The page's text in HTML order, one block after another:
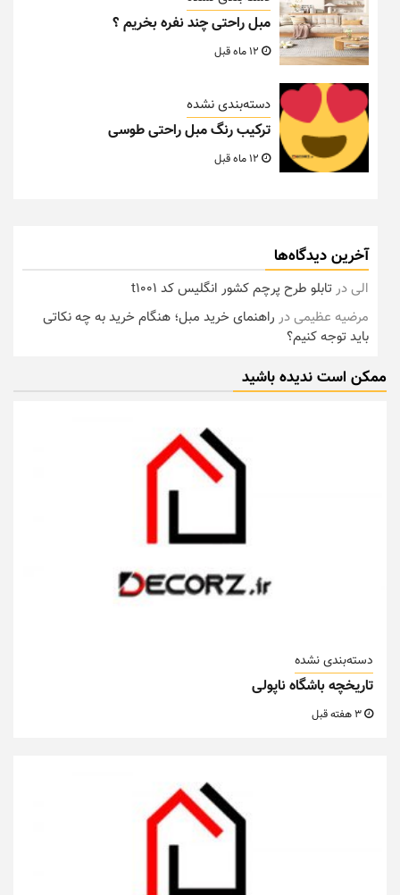
مبل راحتی چند نفره بخریم ؟
دسته‌بندی نشده
ترکیب رنگ مبل راحتی طوسی
آخرین دیدگاه‌ها
الیدرتابلو طرح پرچم کشور انگلیس کد t1001
مرضیه عظیمیدر راهنمای خرید مبل؛ هنگام خرید به چه نکاتی
باید توجه کنیم؟
ممکن است ندیده باشید
دسته‌بندی نشده
تاریخچه باشگاه ناپولی